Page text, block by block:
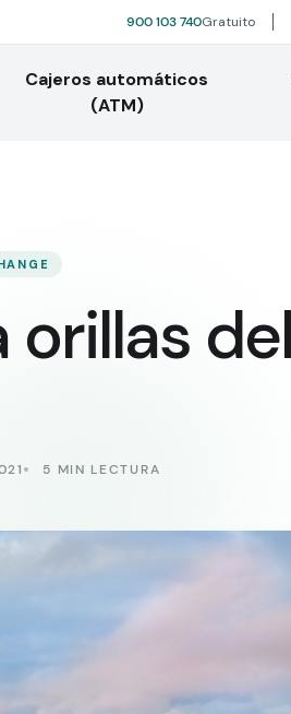
900 103 740Gratuito
Cajeros automáticos
(ATM)
orillas del
5 MIN LECTURA